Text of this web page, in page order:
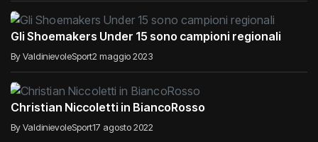
Gli Shoemakers Under 15 sono campioni regionali
By ValdinievoleSport2 maggio 2023
Christian Niccoletti in BiancoRosso
By ValdinievoleSport17 agosto 2022